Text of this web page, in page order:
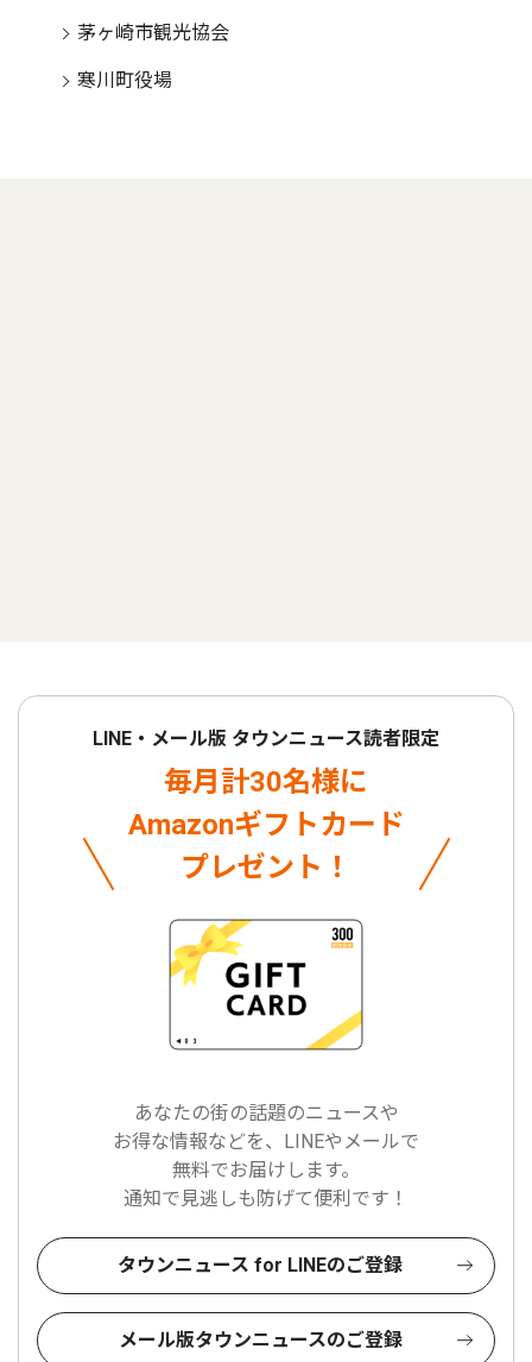
茅ヶ崎市観光協会
寒川町役場
LINE・メール版 タウンニュース読者限定
毎月計30名様に
Amazonギフトカード
プレゼント！
あなたの街の話題のニュースや
お得な情報などを、LINEやメールで
無料でお届けします。
通知で見逃しも防げて便利です！
タウンニュース for LINEのご登録
メール版タウンニュースのご登録